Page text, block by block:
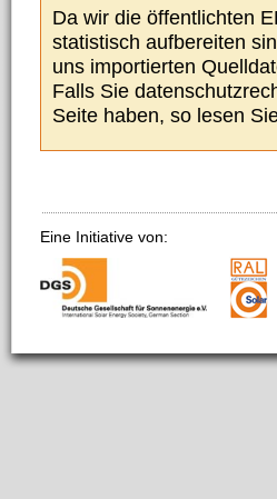
Da wir die öffentlichten
statistisch aufbereiten
uns importierten
Falls Sie
Seite haben, so lesen
Eine Initiative von: